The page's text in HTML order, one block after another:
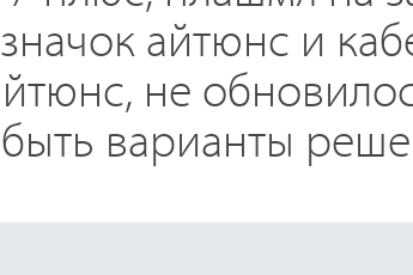
айтюнс и
не
варианты